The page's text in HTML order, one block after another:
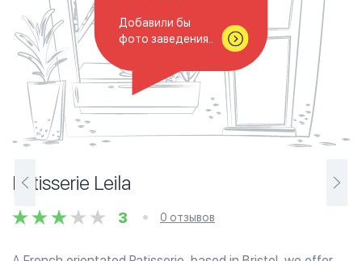
Добавили бы
фото заведения..
Patisserie Leila
3 0 отзывов